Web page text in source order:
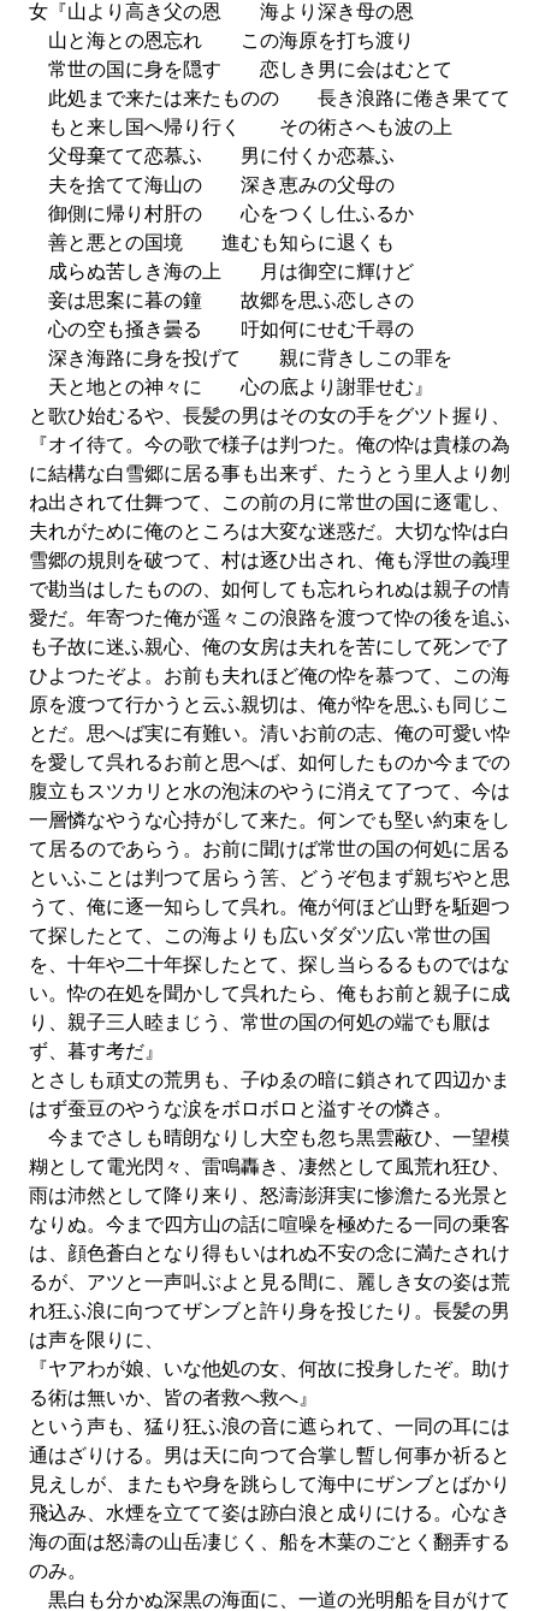
女『山より高き父の恩 海より深き母の恩
山と海との恩忘れ この海原を打ち渡り
常世の国に身を隠す 恋しき男に会はむとて
此処まで来たは来たものの 長き浪路に倦き果てて
もと来し国へ帰り行く その術さへも波の上
父母棄てて恋慕ふ 男に付くか恋慕ふ
夫を捨てて海山の 深き恵みの父母の
御側に帰り村肝の 心をつくし仕ふるか
善と悪との国境 進むも知らに退くも
成らぬ苦しき海の上 月は御空に輝けど
妾は思案に暮の鐘 故郷を思ふ恋しさの
心の空も掻き曇る 吁如何にせむ千尋の
深き海路に身を投げて 親に背きしこの罪を
天と地との神々に 心の底より謝罪せむ』
と歌ひ始むるや、長髪の男はその女の手をグツト握り、
『オイ待て。今の歌で様子は判つた。俺の忰は貴様の為
に結構な白雪郷に居る事も出来ず、たうとう里人より刎
ね出されて仕舞つて、この前の月に常世の国に逐電し、
夫れがために俺のところは大変な迷惑だ。大切な忰は白
雪郷の規則を破つて、村は逐ひ出され、俺も浮世の義理
で勘当はしたものの、如何しても忘れられぬは親子の情
愛だ。年寄つた俺が遥々この浪路を渡つて忰の後を追ふ
も子故に迷ふ親心、俺の女房は夫れを苦にして死ンで了
ひよつたぞよ。お前も夫れほど俺の忰を慕つて、この海
原を渡つて行かうと云ふ親切は、俺が忰を思ふも同じこ
とだ。思へば実に有難い。清いお前の志、俺の可愛い忰
を愛して呉れるお前と思へば、如何したものか今までの
腹立もスツカリと水の泡沫のやうに消えて了つて、今は
一層憐なやうな心持がして来た。何ンでも堅い約束をし
て居るのであらう。お前に聞けば常世の国の何処に居る
といふことは判つて居らう筈、どうぞ包まず親ぢやと思
うて、俺に逐一知らして呉れ。俺が何ほど山野を駈廻つ
て探したとて、この海よりも広いダダツ広い常世の国
を、十年や二十年探したとて、探し当らるるものではな
い。忰の在処を聞かして呉れたら、俺もお前と親子に成
り、親子三人睦まじう、常世の国の何処の端でも厭は
ず、暮す考だ』
とさしも頑丈の荒男も、子ゆゑの暗に鎖されて四辺かま
はず蚕豆のやうな涙をボロボロと溢すその憐さ。
今までさしも晴朗なりし大空も忽ち黒雲蔽ひ、一望模
糊として電光閃々、雷鳴轟き、凄然として風荒れ狂ひ、
雨は沛然として降り来り、怒濤澎湃実に惨澹たる光景と
なりぬ。今まで四方山の話に喧噪を極めたる一同の乗客
は、顔色蒼白となり得もいはれぬ不安の念に満たされけ
るが、アツと一声叫ぶよと見る間に、麗しき女の姿は荒
れ狂ふ浪に向つてザンブと許り身を投じたり。長髪の男
は声を限りに、
『ヤアわが娘、いな他処の女、何故に投身したぞ。助け
る術は無いか、皆の者救へ救へ』
という声も、猛り狂ふ浪の音に遮られて、一同の耳には
通はざりける。男は天に向つて合掌し暫し何事か祈ると
見えしが、またもや身を跳らして海中にザンブとばかり
飛込み、水煙を立てて姿は跡白浪と成りにける。心なき
海の面は怒濤の山岳凄じく、船を木葉のごとく翻弄する
のみ。
黒白も分かぬ深黒の海面に、一道の光明船を目がけて